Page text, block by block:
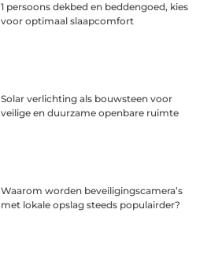
1 persoons dekbed en beddengoed, kies
voor optimaal slaapcomfort
Solar verlichting als bouwsteen voor
veilige en duurzame openbare ruimte
Waarom worden beveiligingscamera’s
met lokale opslag steeds populairder?